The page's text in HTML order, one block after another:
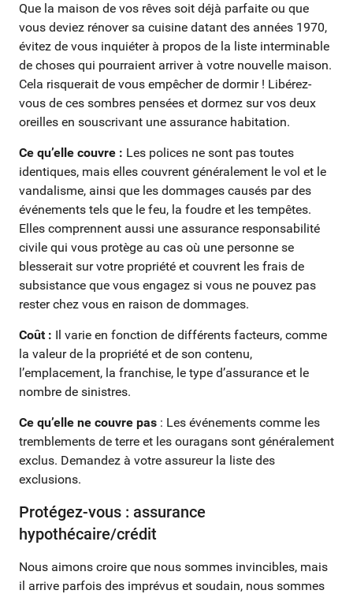
Que la maison de vos rêves soit déjà parfaite ou que
vous deviez rénover sa cuisine datant des années 1970,
évitez de vous inquiéter à propos de la liste interminable
de choses qui pourraient arriver à votre nouvelle maison.
Cela risquerait de vous empêcher de dormir ! Libérez-
vous de ces sombres pensées et dormez sur vos deux
oreilles en souscrivant une assurance habitation.
Ce qu’elle couvre : Les polices ne sont pas toutes
identiques, mais elles couvrent généralement le vol et le
vandalisme, ainsi que les dommages causés par des
événements tels que le feu, la foudre et les tempêtes.
Elles comprennent aussi une assurance responsabilité
civile qui vous protège au cas où une personne se
blesserait sur votre propriété et couvrent les frais de
subsistance que vous engagez si vous ne pouvez pas
rester chez vous en raison de dommages.
Coût : Il varie en fonction de différents facteurs, comme
la valeur de la propriété et de son contenu,
l’emplacement, la franchise, le type d’assurance et le
nombre de sinistres.
Ce qu’elle ne couvre pas : Les événements comme les
tremblements de terre et les ouragans sont généralement
exclus. Demandez à votre assureur la liste des
exclusions.
Protégez-vous : assurance
hypothécaire/crédit
Nous aimons croire que nous sommes invincibles, mais
il arrive parfois des imprévus et soudain, nous sommes